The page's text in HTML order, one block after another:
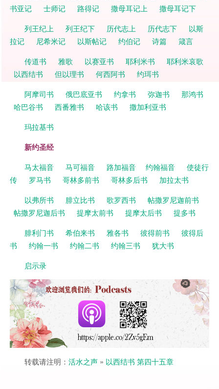
书亚记
士师记 路得记 撒母耳记上
撒母耳记下
列王纪上
列王纪下 历代志上 历代志下
以斯
拉记
尼希米记 以斯帖记 约伯记 诗篇
箴言
传道书
雅歌 以赛亚书 耶利米书
耶利米哀歌
以西结书
但以理书 何西阿书
约珥书
阿摩司书
俄巴底亚书 约拿书 弥迦书
那鸿书
哈巴谷书
西番雅书 哈该书
撒加利亚书
玛拉基书
新约圣经
马太福音 马可福音 路加福音 约翰福音
使徒行
传
罗马书 哥林多前书 哥林多后书
加拉太书
以弗所书
腓立比书 歌罗西书
帖撒罗尼迦前书
帖撒罗尼迦后书
提摩太前书 提摩太后书
提多书
腓利门书
希伯来书 雅各书 彼得前书
彼得后
书
约翰一书 约翰二书 约翰三书
犹大书
启示录
转载请注明： 活水之声 » 以西结书 第四十五章